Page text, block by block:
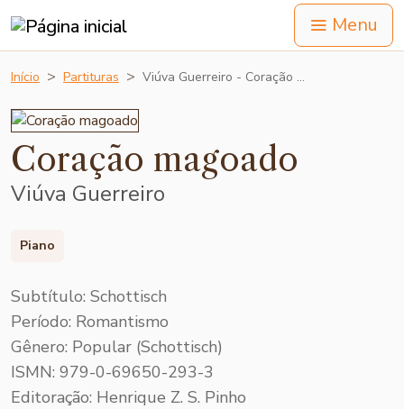
Menu
Início Partituras Viúva Guerreiro - Coração …
Coração magoado
Viúva Guerreiro
Piano
Subtítulo: Schottisch
Período: Romantismo
Gênero: Popular (Schottisch)
ISMN: 979-0-69650-293-3
Editoração: Henrique Z. S. Pinho